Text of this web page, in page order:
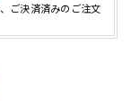
ご決済済みのご注文